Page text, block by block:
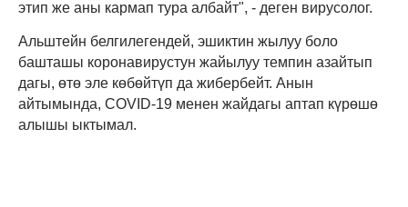
этип же аны кармап тура албайт", - деген вирусолог.
Альштейн белгилегендей, эшиктин жылуу боло
башташы коронавирустун жайылуу темпин азайтып
дагы, өтө эле көбөйтүп да жибербейт. Анын
айтымында, COVID-19 менен жайдагы аптап күрөшө
алышы ыктымал.